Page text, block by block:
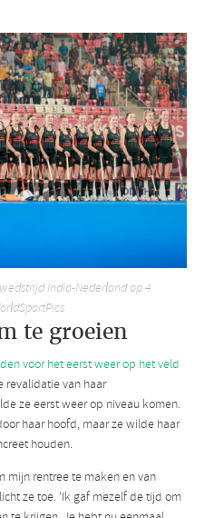
India-Nederland op 4
te groeien
voor het eerst weer op het veld
revalidatie van haar
ze eerst weer op niveau komen.
haar hoofd, maar ze wilde haar
houden.
mijn rentree te maken en van
ze toe. ‘Ik gaf mezelf de tijd om